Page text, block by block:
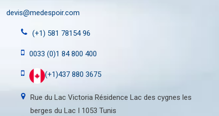
devis@medespoir.com
(+1) 581 78154 96
0033 (0)1 84 800 400
(+1)437 880 3675
Rue du Lac Victoria Résidence Lac des cygnes les
berges du Lac I 1053 Tunis